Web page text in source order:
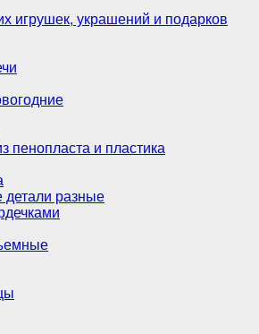
игрушек, украшений и подарков
пенопласта и пластика
детали разные